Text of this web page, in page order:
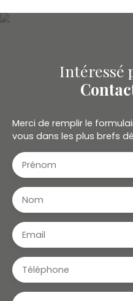
Intéressé
Merci de remplir le
vous dans les plus brefs
Prénom
Nom
Email
Téléphone